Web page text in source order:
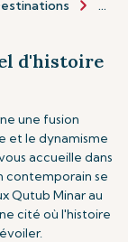
d'histoire
une fusion
et le dynamisme
accueille dans
contemporain se
Qutub Minar au
cité où l'histoire